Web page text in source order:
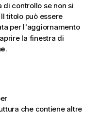
di controllo se non si
titolo può essere
per l'aggiornamento
la finestra di
.
che contiene altre